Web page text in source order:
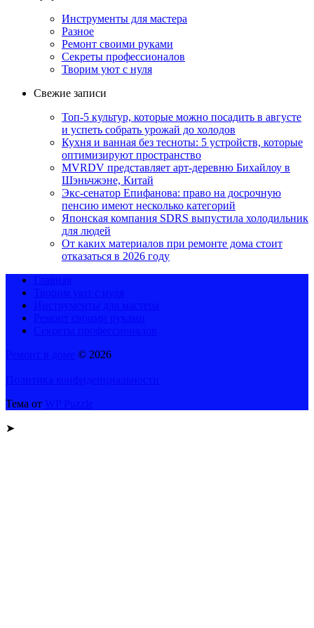
Инструменты для мастера
Разное
Ремонт своими руками
Секреты профессионалов
Творим уют с нуля
Свежие записи
Топ-5 культур, которые можно посадить в августе
и успеть собрать урожай до холодов
Кухня и ванная без тесноты: 5 устройств, которые
оптимизируют пространство
MVRDV представляет арт-деревню Бихайлоу в
Шэньчжэне, Китай
Экс-сенатор Епифанова: право на досрочную
пенсию имеют несколько категорий
Японская компания SDRS выпустила холодильник
для людей
От каких материалов при ремонте дома стоит
отказаться в 2026 году
© 2026
Тема от
➤